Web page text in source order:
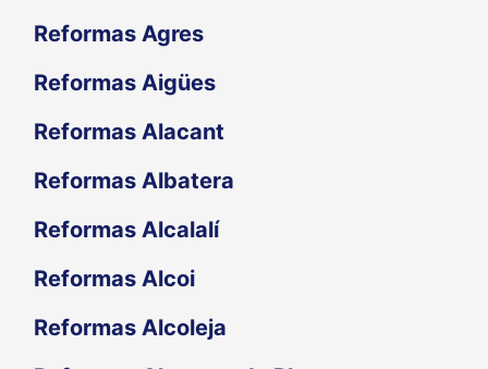
Reformas Agres
Reformas Aigües
Reformas Alacant
Reformas Albatera
Reformas Alcalalí
Reformas Alcoi
Reformas Alcoleja